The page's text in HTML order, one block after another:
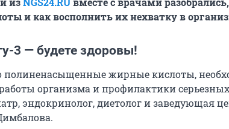
и как восполнить их нехватку в
3 — будете здоровы!
полиненасыщенные жирные кислоты,
организма и профилактики
эндокринолог, диетолог и заведующая